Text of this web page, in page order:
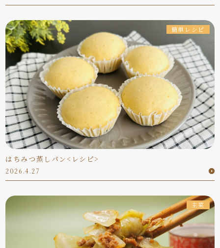
簡単レシピ
はちみつ蒸しパン<レシピ>
2026.4.27
主菜